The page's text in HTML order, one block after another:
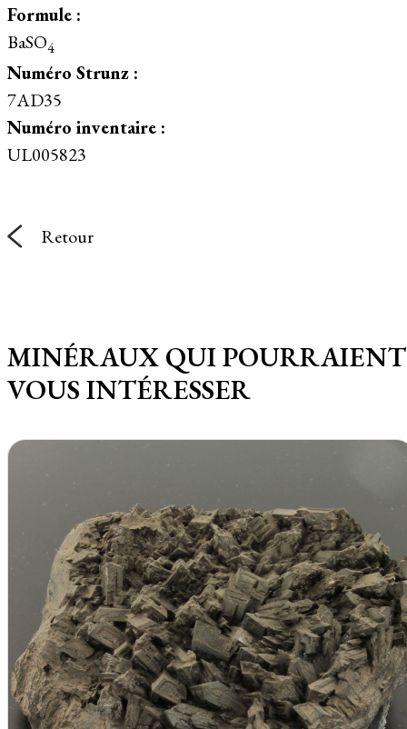
Formule :
BaSO4
Numéro Strunz :
7AD35
Numéro inventaire :
UL005823
Retour
MINÉRAUX QUI POURRAIENT
VOUS INTÉRESSER